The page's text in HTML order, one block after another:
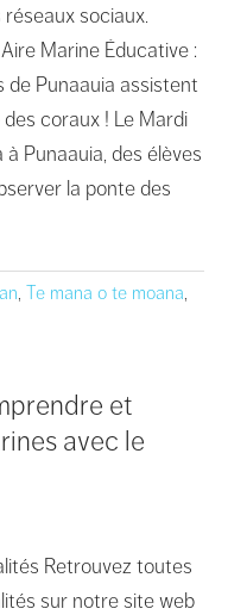
sociaux.
Marine Éducative :
de Punaauia assistent
coraux ! Le Mardi
Punaauia, des élèves
la ponte des
, Te mana o te moana,
et
avec le
Retrouvez toutes
sur notre site web